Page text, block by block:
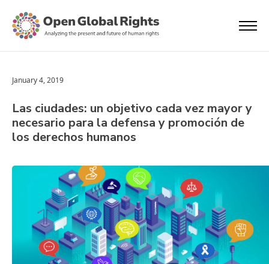
January 4, 2019
Las ciudades: un objetivo cada vez mayor y
necesario para la defensa y promoción de
los derechos humanos